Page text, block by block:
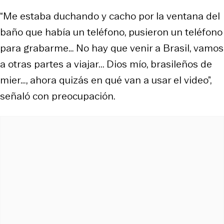
“Me estaba duchando y cacho por la ventana del
baño que había un teléfono, pusieron un teléfono
para grabarme… No hay que venir a Brasil, vamos
a otras partes a viajar... Dios mío, brasileños de
mier…, ahora quizás en qué van a usar el video”,
señaló con preocupación.